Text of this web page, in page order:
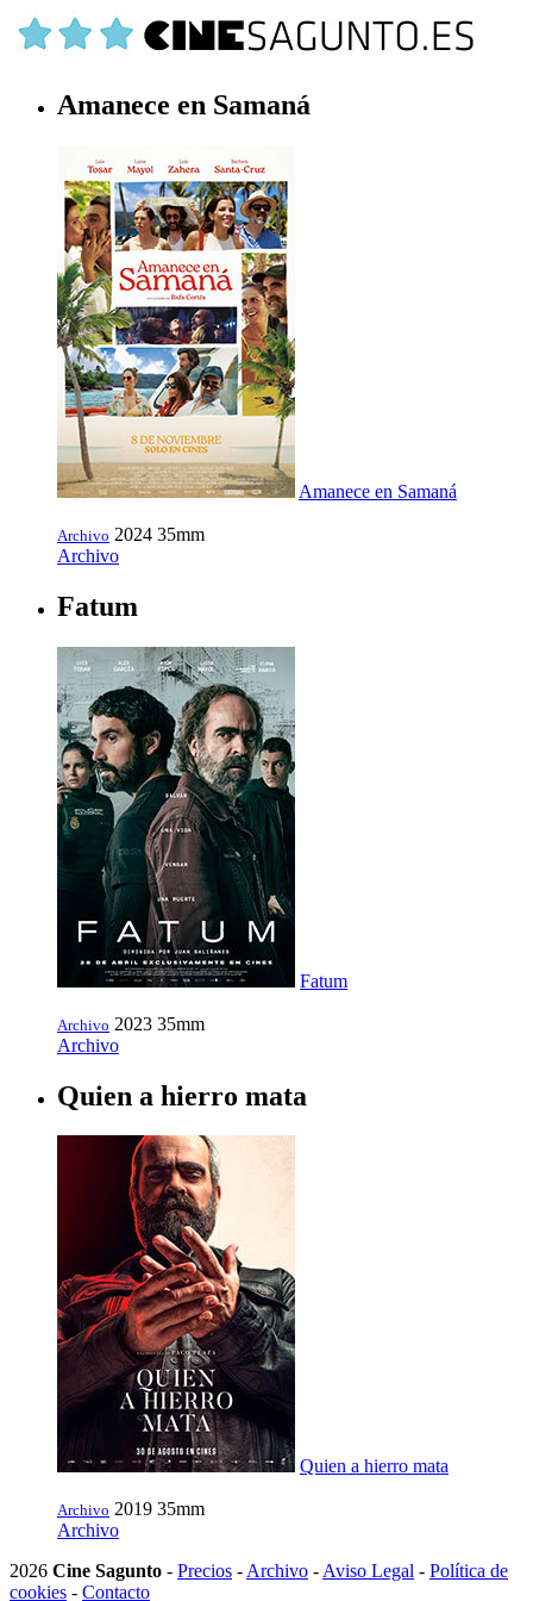
Amanece en Samaná
Amanece en Samaná
Archivo 2024 35mm
Archivo
Fatum
Fatum
Archivo 2023 35mm
Archivo
Quien a hierro mata
Quien a hierro mata
Archivo 2019 35mm
Archivo
2026 Cine Sagunto - Precios -Archivo -Aviso Legal - Política de
cookies - Contacto